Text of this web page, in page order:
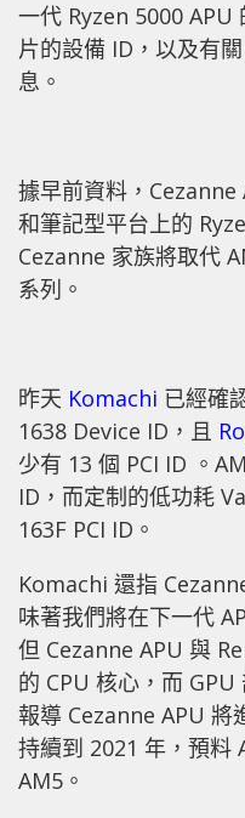
一代 Ryzen 5000 APU
片的設備 ID，以及有
息。
據早前資料，
和筆記型平台上的
Cezanne 家族將取代
系列。
昨天 Komachi 已經確
1638 Device ID，且
少有 13 個 PCI ID 。
ID，而定制的低功耗
163F PCI ID。
Komachi 還指
味著我們將在下一代
但 Cezanne APU 與
的 CPU 核心，而
報導 Cezanne APU 將
持續到 2021 年，預料
AM5。